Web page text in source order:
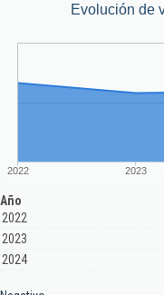
Evolución de
2022 2023
Año
2022
2023
2024